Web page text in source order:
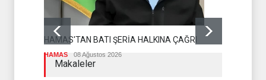
HAMAS'TAN BATI ŞERİA HALKINA ÇAĞRI
HAMAS 08 Ağustos 2026
Makaleler